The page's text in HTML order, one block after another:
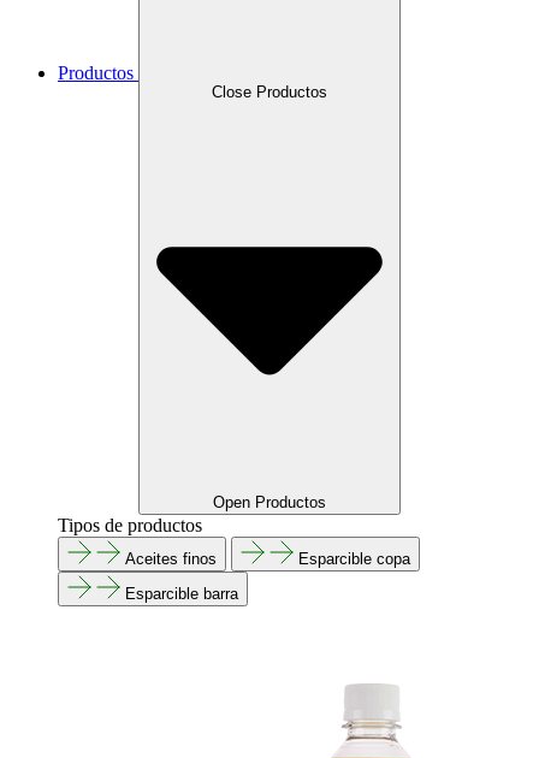
Productos
Close Productos
Open Productos
Tipos de productos
Aceites finos
Esparcible copa
Esparcible barra